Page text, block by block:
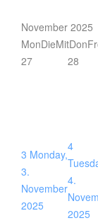
November 2025
MonDieMitDon
27
28
3 Monday,
3.
November
2025
4
4.
2025